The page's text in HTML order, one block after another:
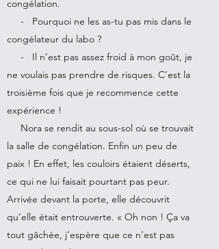
congélation.
- Pourquoi ne les as-tu pas mis dans le
congélateur du labo ?
- Il n’est pas assez froid à mon goût, je
ne voulais pas prendre de risques. C’est la
troisième fois que je recommence cette
expérience !
Nora se rendit au sous-sol où se trouvait
la salle de congélation. Enfin un peu de
paix ! En effet, les couloirs étaient déserts,
ce qui ne lui faisait pourtant pas peur.
Arrivée devant la porte, elle découvrit
qu’elle était entrouverte. « Oh non ! Ça va
tout gâchée, j’espère que ce n’est pas